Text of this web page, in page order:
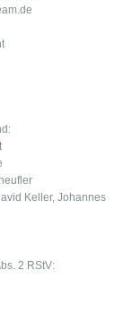
Keller, Johannes
2 RStV: